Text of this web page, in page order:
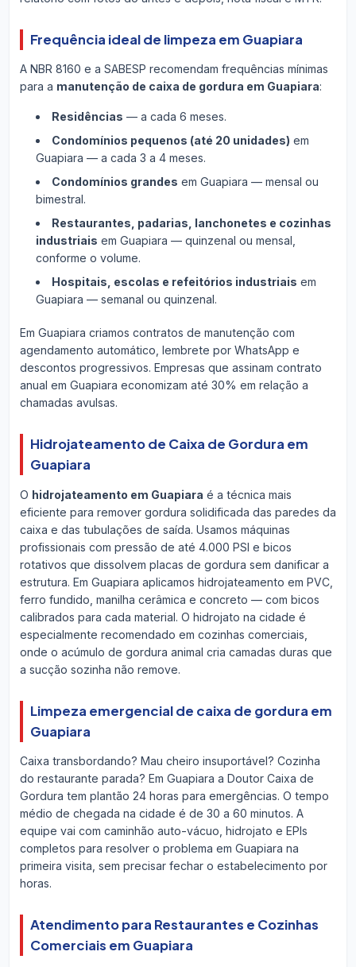
Frequência ideal de limpeza em Guapiara
A NBR 8160 e a SABESP recomendam frequências mínimas
para a manutenção de caixa de gordura em Guapiara:
Residências — a cada 6 meses.
Condomínios pequenos (até 20 unidades) em
Guapiara — a cada 3 a 4 meses.
Condomínios grandes em Guapiara — mensal ou
bimestral.
Restaurantes, padarias, lanchonetes e cozinhas
industriais em Guapiara — quinzenal ou mensal,
conforme o volume.
Hospitais, escolas e refeitórios industriais em
Guapiara — semanal ou quinzenal.
Em Guapiara criamos contratos de manutenção com
agendamento automático, lembrete por WhatsApp e
descontos progressivos. Empresas que assinam contrato
anual em Guapiara economizam até 30% em relação a
chamadas avulsas.
Hidrojateamento de Caixa de Gordura em
Guapiara
O hidrojateamento em Guapiara é a técnica mais
eficiente para remover gordura solidificada das paredes da
caixa e das tubulações de saída. Usamos máquinas
profissionais com pressão de até 4.000 PSI e bicos
rotativos que dissolvem placas de gordura sem danificar a
estrutura. Em Guapiara aplicamos hidrojateamento em PVC,
ferro fundido, manilha cerâmica e concreto — com bicos
calibrados para cada material. O hidrojato na cidade é
especialmente recomendado em cozinhas comerciais,
onde o acúmulo de gordura animal cria camadas duras que
a sucção sozinha não remove.
Limpeza emergencial de caixa de gordura em
Guapiara
Caixa transbordando? Mau cheiro insuportável? Cozinha
do restaurante parada? Em Guapiara a Doutor Caixa de
Gordura tem plantão 24 horas para emergências. O tempo
médio de chegada na cidade é de 30 a 60 minutos. A
equipe vai com caminhão auto-vácuo, hidrojato e EPIs
completos para resolver o problema em Guapiara na
primeira visita, sem precisar fechar o estabelecimento por
horas.
Atendimento para Restaurantes e Cozinhas
Comerciais em Guapiara